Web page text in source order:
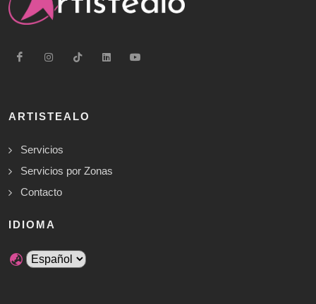
ARTISTEALO
Servicios
Servicios por Zonas
Contacto
IDIOMA